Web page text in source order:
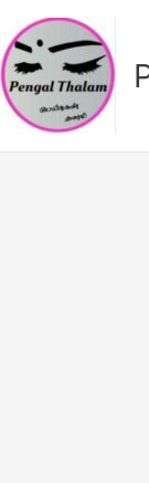
Skip
to
content